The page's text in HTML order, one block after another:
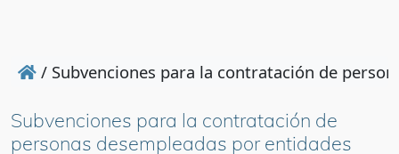
/ Subvenciones para la contratación de
Subvenciones para la contratación de
personas desempleadas por entidades